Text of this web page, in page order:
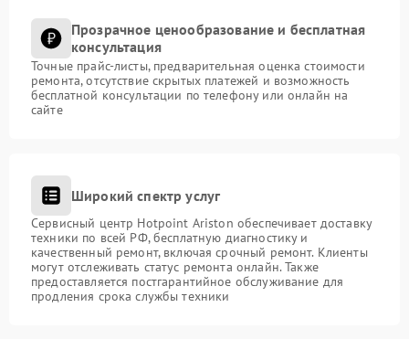
Прозрачное ценообразование и бесплатная
консультация
Точные прайс-листы, предварительная оценка стоимости
ремонта, отсутствие скрытых платежей и возможность
бесплатной консультации по телефону или онлайн на
сайте
Широкий спектр услуг
Сервисный центр Hotpoint Ariston обеспечивает доставку
техники по всей РФ, бесплатную диагностику и
качественный ремонт, включая срочный ремонт. Клиенты
могут отслеживать статус ремонта онлайн. Также
предоставляется постгарантийное обслуживание для
продления срока службы техники